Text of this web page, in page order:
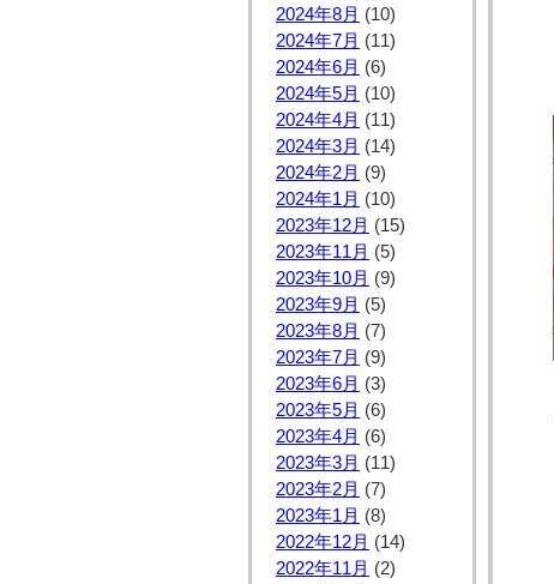
2024年8月 (10)
2024年7月 (11)
2024年6月 (6)
2024年5月 (10)
2024年4月 (11)
2024年3月 (14)
2024年2月 (9)
2024年1月 (10)
2023年12月 (15)
2023年11月 (5)
2023年10月 (9)
2023年9月 (5)
2023年8月 (7)
2023年7月 (9)
2023年6月 (3)
2023年5月 (6)
2023年4月 (6)
2023年3月 (11)
2023年2月 (7)
2023年1月 (8)
2022年12月 (14)
2022年11月 (2)